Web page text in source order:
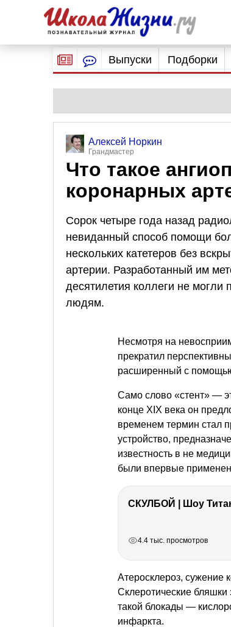
Выпуски Подборки
Алексей Норкин
Грандмастер
Что такое
коронарных
Сорок четыре года назад
невиданный способ помощи
нескольких катетеров без
артерии. Разработанный им
десятилетия коллеги не могли
людям.
Несмотря на
прекратил
расширенный с помощью
Само слово «стент» —
конце XIX века он
временем термин стал
устройство,
известность в не
были впервые
СКУЛБОЙ | Шоу
4.4 тыс. просмотров
Атеросклероз,
Склеротические бляшки
такой блокады —
инфаркта.